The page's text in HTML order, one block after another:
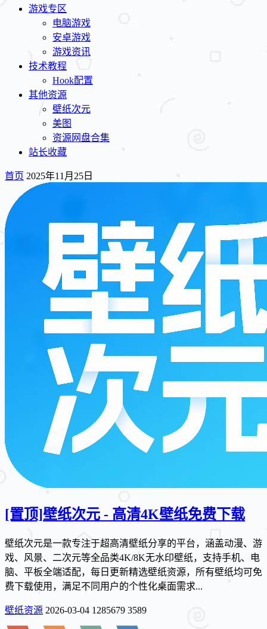
游戏专区
电脑游戏
安卓游戏
游戏资讯
技术教程
Hook配置
其他资源
壁纸次元
美图
资源网盘合集
站长收藏
首页 2025年11月25日
[置顶]壁纸次元 - 高清4K壁纸免费下载
壁纸次元是一款专注于超高清壁纸分享的平台，涵盖动漫、游
戏、风景、二次元等全品类4K/8K无水印壁纸，支持手机、电
脑、平板全端适配，每日更新精选壁纸资源，所有壁纸均可免
费下载使用，满足不同用户的个性化桌面需求...
壁纸资源 2026-03-04 1285679 3589